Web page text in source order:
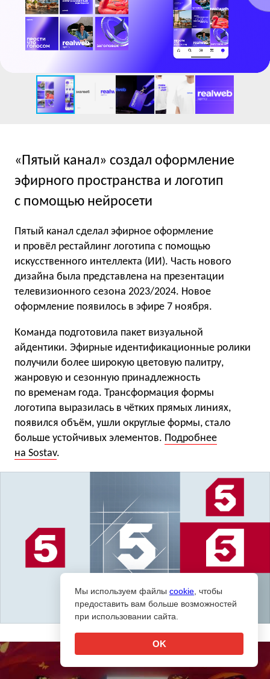
«Пятый канал» создал оформление
эфирного пространства и логотип
с помощью нейросети
Пятый канал сделал эфирное оформление
и провёл рестайлинг логотипа с помощью
искусственного интеллекта (ИИ). Часть нового
дизайна была представлена на презентации
телевизионного сезона 2023/2024. Новое
оформление появилось в эфире 7 ноября.
Команда подготовила пакет визуальной
айдентики. Эфирные идентификационные ролики
получили более широкую цветовую палитру,
жанровую и сезонную принадлежность
по временам года. Трансформация формы
логотипа выразилась в чётких прямых линиях,
появился объём, ушли округлые формы, стало
больше устойчивых элементов. Подробнее
на Sostav.
Мы используем файлы cookie , чтобы
предоставить вам больше возможностей
при использовании сайта.
OK